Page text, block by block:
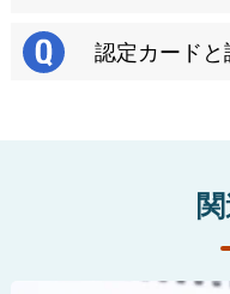
認定カードと